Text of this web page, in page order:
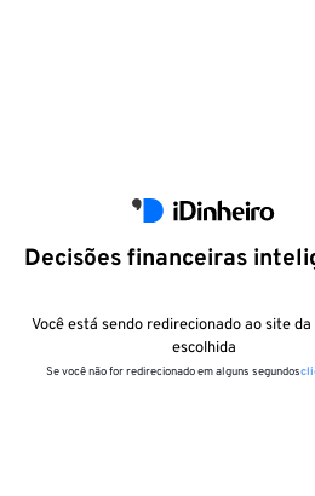
Decisões financeiras
Você está sendo redirecionado ao site
escolhida
Se você não for redirecionado em alguns segundos